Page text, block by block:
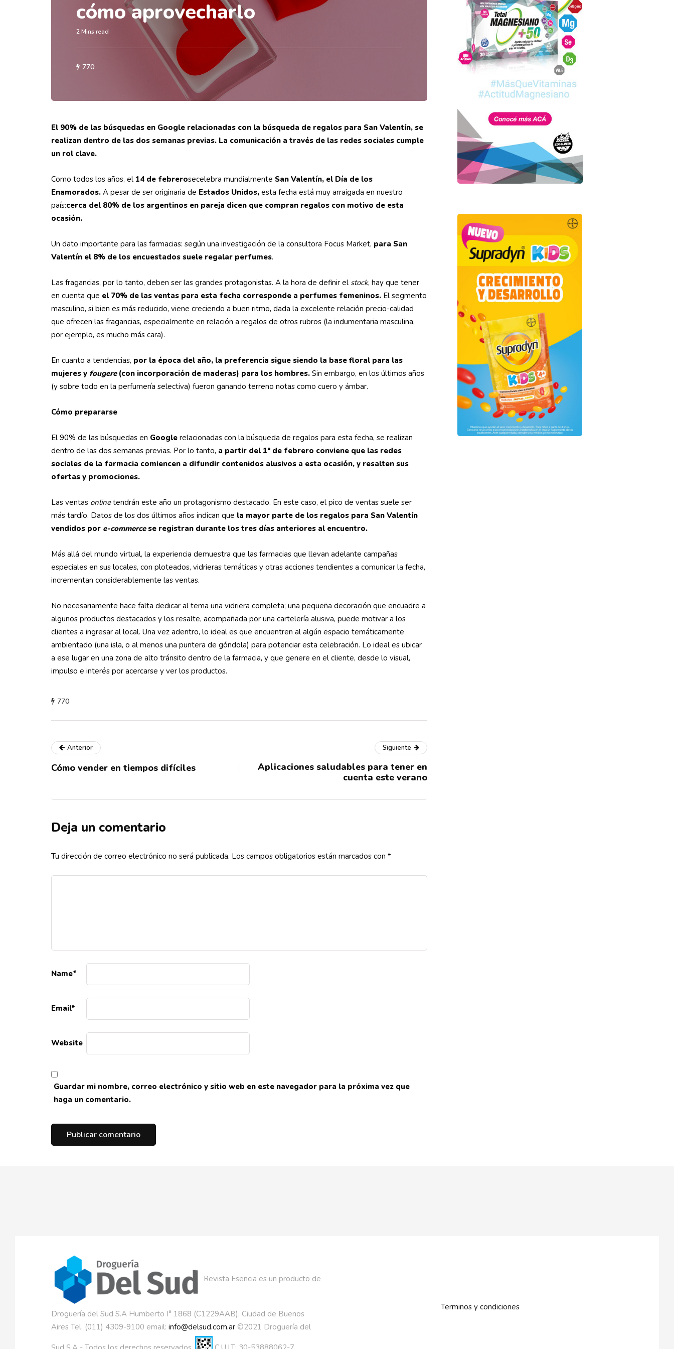
cómo aprovecharlo
2 Mins read
770
El 90% de las búsquedas en Google relacionadas con la búsqueda de regalos para San Valentín, se
realizan dentro de las dos semanas previas. La comunicación a través de las redes sociales cumple
un rol clave.
Como todos los años, el 14 de febrerosecelebra mundialmente San Valentín, el Día de los
Enamorados. A pesar de ser originaria de Estados Unidos, esta fecha está muy arraigada en nuestro
país:cerca del 80% de los argentinos en pareja dicen que compran regalos con motivo de esta
ocasión.
Un dato importante para las farmacias: según una investigación de la consultora Focus Market, para San
Valentín el 8% de los encuestados suele regalar perfumes.
Las fragancias, por lo tanto, deben ser las grandes protagonistas. A la hora de definir el stock, hay que tener
en cuenta que el 70% de las ventas para esta fecha corresponde a perfumes femeninos. El segmento
masculino, si bien es más reducido, viene creciendo a buen ritmo, dada la excelente relación precio-calidad
que ofrecen las fragancias, especialmente en relación a regalos de otros rubros (la indumentaria masculina,
por ejemplo, es mucho más cara).
En cuanto a tendencias, por la época del año, la preferencia sigue siendo la base floral para las
mujeres y fougere (con incorporación de maderas) para los hombres. Sin embargo, en los últimos años
(y sobre todo en la perfumería selectiva) fueron ganando terreno notas como cuero y ámbar.
Cómo prepararse
El 90% de las búsquedas en Google relacionadas con la búsqueda de regalos para esta fecha, se realizan
dentro de las dos semanas previas. Por lo tanto, a partir del 1° de febrero conviene que las redes
sociales de la farmacia comiencen a difundir contenidos alusivos a esta ocasión, y resalten sus
ofertas y promociones.
Las ventas onlinetendrán este año un protagonismo destacado. En este caso, el pico de ventas suele ser
más tardío. Datos de los dos últimos años indican que la mayor parte de los regalos para San Valentín
vendidos por e-commercese registran durante los tres días anteriores al encuentro.
Más allá del mundo virtual, la experiencia demuestra que las farmacias que llevan adelante campañas
especiales en sus locales, con ploteados, vidrieras temáticas y otras acciones tendientes a comunicar la fecha,
incrementan considerablemente las ventas.
No necesariamente hace falta dedicar al tema una vidriera completa; una pequeña decoración que encuadre a
algunos productos destacados y los resalte, acompañada por una cartelería alusiva, puede motivar a los
clientes a ingresar al local. Una vez adentro, lo ideal es que encuentren al algún espacio temáticamente
ambientado (una isla, o al menos una puntera de góndola) para potenciar esta celebración. Lo ideal es ubicar
a ese lugar en una zona de alto tránsito dentro de la farmacia, y que genere en el cliente, desde lo visual,
impulso e interés por acercarse y ver los productos.
770
Anterior
Cómo vender en tiempos difíciles
Siguiente
Aplicaciones saludables para tener en
cuenta este verano
Deja un comentario
Tu dirección de correo electrónico no será publicada. Los campos obligatorios están marcados con *
Name*
Email*
Website
Guardar mi nombre, correo electrónico y sitio web en este navegador para la próxima vez que
haga un comentario.
Revista Esencia es un producto de
Droguería del Sud S.A Humberto I° 1868 (C1229AAB), Ciudad de Buenos
Aires Tel. (011) 4309-9100 email: info@delsud.com.ar ©2021 Droguería del
Terminos y condiciones